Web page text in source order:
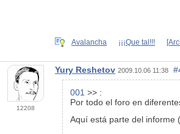
Avalancha ¡¡¡Que tal!!!
12208
Yury Reshetov 2009.10.06 11:38
001 >> :
Por todo el foro en
Aquí está parte del informe